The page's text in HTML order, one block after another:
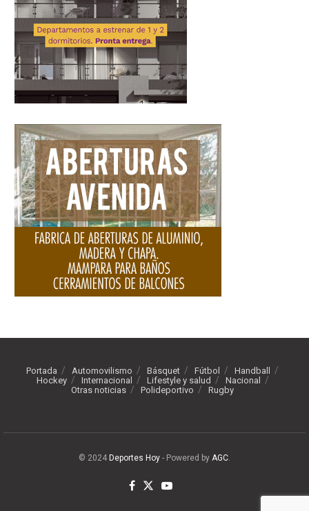
Portada Automovilismo Básquet Fútbol
Handball
Hockey
Internacional Lifestyle y salud
Nacional
Otras noticias
Polideportivo Rugby
© 2024 Deportes Hoy - Powered by AGC